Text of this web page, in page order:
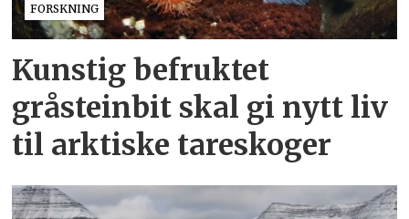
FORSKNING
Kunstig befruktet
gråsteinbit skal gi nytt liv
til arktiske tareskoger